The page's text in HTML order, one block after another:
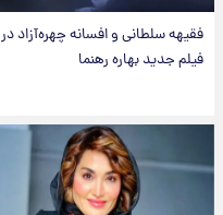
فقیهه سلطانی و افسانه چهره‌آزاد در
فیلم جدید بهاره رهنما